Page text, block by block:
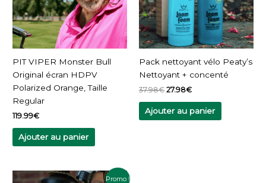
PIT VIPER Monster Bull
Original écran HDPV
Polarized Orange, Taille
Regular
119.99€
Ajouter au panier
Pack nettoyant vélo Peaty’s
Nettoyant + concenté
37.98€ 27.98€
Ajouter au panier
Promo !
Plage
Ce